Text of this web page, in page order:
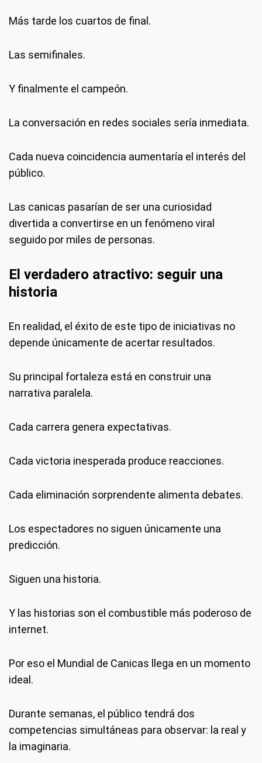
Más tarde los cuartos de final.
Las semifinales.
Y finalmente el campeón.
La conversación en redes sociales sería inmediata.
Cada nueva coincidencia aumentaría el interés del
público.
Las canicas pasarían de ser una curiosidad
divertida a convertirse en un fenómeno viral
seguido por miles de personas.
El verdadero atractivo: seguir una
historia
En realidad, el éxito de este tipo de iniciativas no
depende únicamente de acertar resultados.
Su principal fortaleza está en construir una
narrativa paralela.
Cada carrera genera expectativas.
Cada victoria inesperada produce reacciones.
Cada eliminación sorprendente alimenta debates.
Los espectadores no siguen únicamente una
predicción.
Siguen una historia.
Y las historias son el combustible más poderoso de
internet.
Por eso el Mundial de Canicas llega en un momento
ideal.
Durante semanas, el público tendrá dos
competencias simultáneas para observar: la real y
la imaginaria.